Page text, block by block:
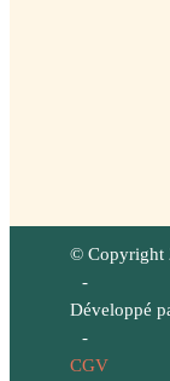
© Copyright
-
Développé
-
CGV